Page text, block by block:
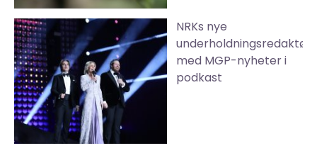
NRKs nye
underholdningsredaktør
med MGP-nyheter i
podkast